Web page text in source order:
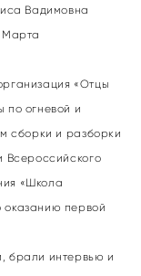
Вадимовна
Марта
«Отцы
по огневой и
сборки и разборки
Всероссийского
«Школа
оказанию первой
брали интервью и